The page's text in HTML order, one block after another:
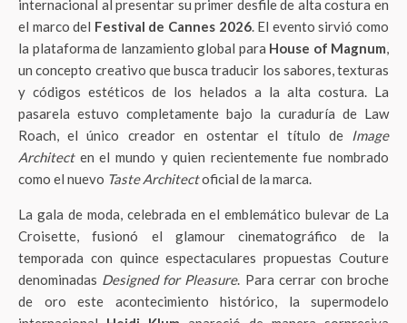
internacional al presentar su primer desfile de alta costura en
el marco del Festival de Cannes 2026. El evento sirvió como
la plataforma de lanzamiento global para House of Magnum,
un concepto creativo que busca traducir los sabores, texturas
y códigos estéticos de los helados a la alta costura. La
pasarela estuvo completamente bajo la curaduría de Law
Roach, el único creador en ostentar el título de
Image
Architecten el mundo y quien recientemente fue nombrado
como el nuevo Taste Architectoficial de la marca.
La gala de moda, celebrada en el emblemático bulevar de La
Croisette, fusionó el glamour cinematográfico de la
temporada con quince espectaculares propuestas Couture
denominadas Designed for Pleasure. Para cerrar con broche
de oro este acontecimiento histórico, la supermodelo